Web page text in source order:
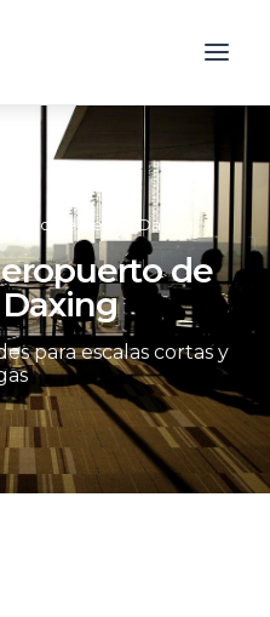
de Beijing Daxing
de
para escalas cortas y